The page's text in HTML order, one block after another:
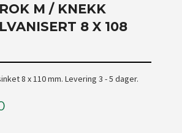
M / KNEKK
8 X 108
8 x 110 mm. Levering 3 - 5 dager.